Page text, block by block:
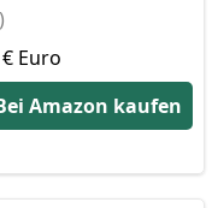
Euro
Amazon kaufen